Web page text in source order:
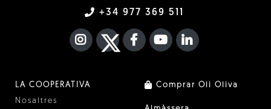
+34 977 369 511
INSTAGRAM
TWITTER
FACEBOOK F
YOUTUBEFA LINKEDIN
LA COOPERATIVA
Nosaltres
Comprar Oli Oliva